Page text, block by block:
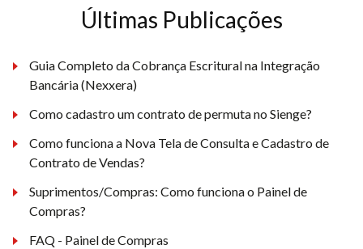
Últimas Publicações
Guia Completo da Cobrança Escritural na Integração
Bancária (Nexxera)
Como cadastro um contrato de permuta no Sienge?
Como funciona a Nova Tela de Consulta e Cadastro de
Contrato de Vendas?
Suprimentos/Compras: Como funciona o Painel de
Compras?
FAQ - Painel de Compras